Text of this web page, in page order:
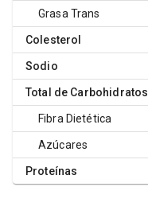
Grasa Trans
Colesterol
Sodio
Total de Carbohidratos
Fibra Dietética
Azúcares
Proteínas